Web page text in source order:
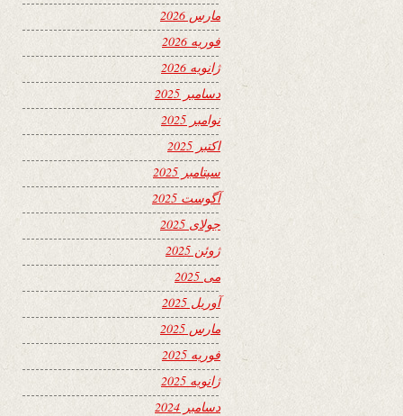
مارس 2026
فوریه 2026
ژانویه 2026
دسامبر 2025
نوامبر 2025
اکتبر 2025
سپتامبر 2025
آگوست 2025
جولای 2025
ژوئن 2025
می 2025
آوریل 2025
مارس 2025
فوریه 2025
ژانویه 2025
دسامبر 2024